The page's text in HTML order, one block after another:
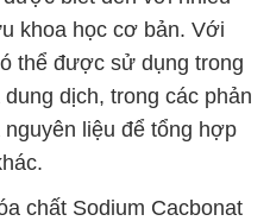
khoa học cơ bản. Với
thể được sử dụng trong
dịch, trong các phản
liệu để tổng hợp
chất Sodium Cacbonat